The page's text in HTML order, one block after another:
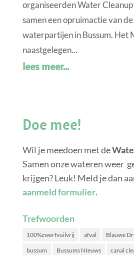
organiseerden Water
samen een opruimactie van
waterpartijen in Bussum. Het
naastgelegen...
lees meer...
Doe mee!
Wil je meedoen met de
Samen onze wateren weer
krijgen? Leuk! Meld je dan
aanmeld formulier.
Trefwoorden
100%zwerfvuilvrij afval Blauwe
bussum Bussums NIeuws canal